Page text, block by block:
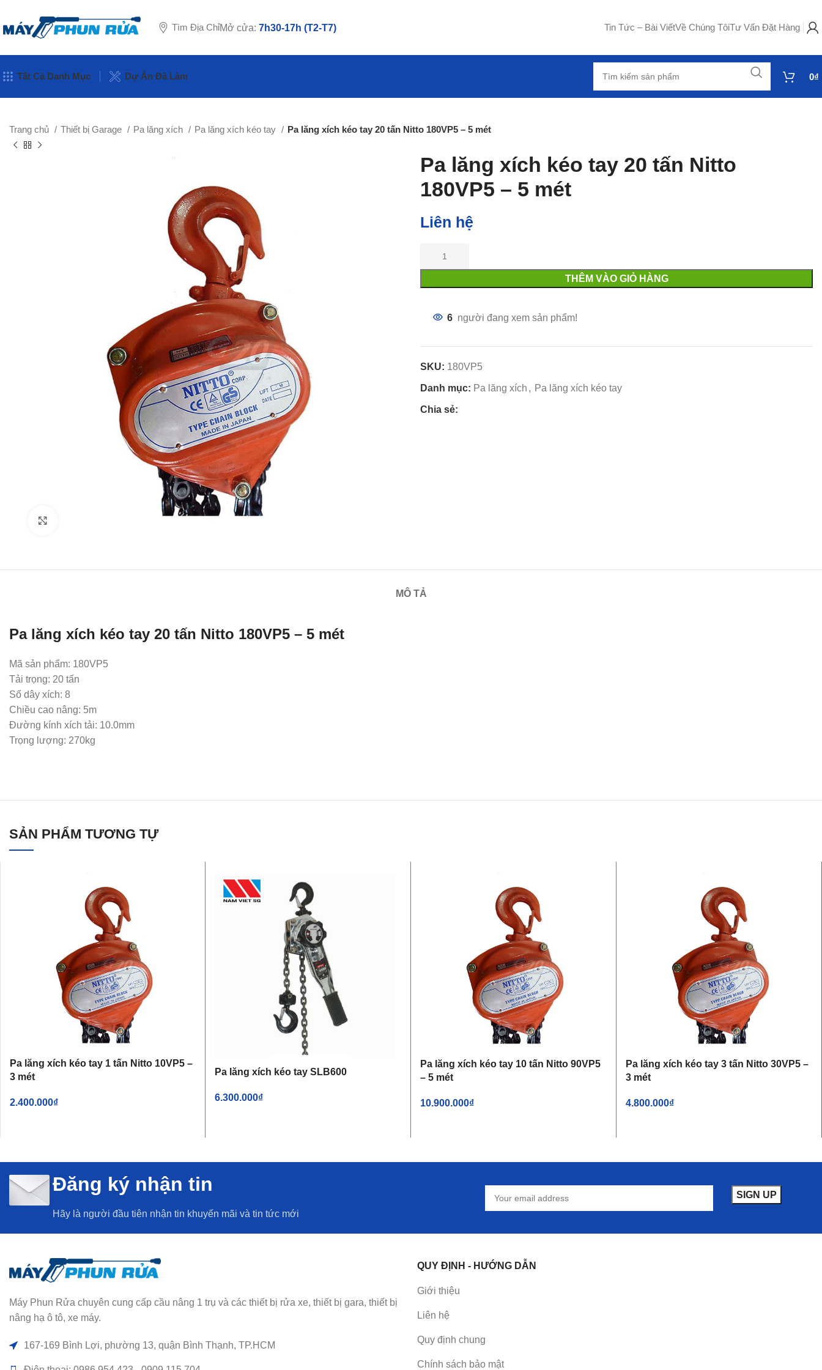
Tìm Địa ChỉMở cửa: 7h30-17h (T2-T7) Tin Tức – Bài ViếtVề Chúng TôiTư Vấn Đặt Hàng
Tất Cả Danh Mục Dự Án Đã Làm 0₫
Trang chủ Thiết bị Garage Pa lăng xích Pa lăng xích kéo tay Pa lăng xích kéo tay 20 tấn Nitto 180VP5 – 5 mét
Pa lăng xích kéo tay 20 tấn Nitto
180VP5 – 5 mét
Liên hệ
THÊM VÀO GIỎ HÀNG
6 người đang xem sản phẩm!
SKU: 180VP5
Danh mục: Pa lăng xích , Pa lăng xích kéo tay
Chia sẻ:
MÔ TẢ
Pa lăng xích kéo tay 20 tấn Nitto 180VP5 – 5 mét
Mã sản phẩm: 180VP5
Tải trọng: 20 tấn
Số dây xích: 8
Chiều cao nâng: 5m
Đường kính xích tải: 10.0mm
Trọng lượng: 270kg
SẢN PHẨM TƯƠNG TỰ
Pa lăng xích kéo tay 1 tấn Nitto 10VP5 –
3 mét
2.400.000₫
Pa lăng xích kéo tay SLB600
6.300.000₫
Pa lăng xích kéo tay 10 tấn Nitto 90VP5
– 5 mét
10.900.000₫
Pa lăng xích kéo tay 3 tấn Nitto 30VP5 –
3 mét
4.800.000₫
Đăng ký nhận tin
Hãy là người đầu tiên nhận tin khuyến mãi và tin tức mới
Máy Phun Rửa chuyên cung cấp cầu nâng 1 trụ và các thiết bị rửa xe, thiết bị gara, thiết bị
nâng hạ ô tô, xe máy.
167-169 Bình Lợi, phường 13, quận Bình Thạnh, TP.HCM
QUY ĐỊNH - HƯỚNG DẪN
Giới thiệu
Liên hệ
Quy định chung
Chính sách bảo mật